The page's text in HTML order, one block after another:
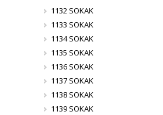
1132 SOKAK
1133 SOKAK
1134 SOKAK
1135 SOKAK
1136 SOKAK
1137 SOKAK
1138 SOKAK
1139 SOKAK